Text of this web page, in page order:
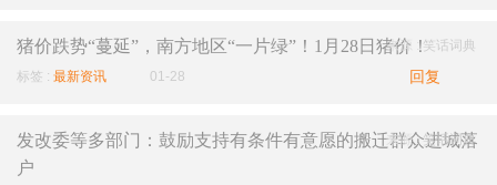
猪价跌势“蔓延”，南方地区“一片绿”！1月28日猪价！
标签 : 最新资讯 01-28 回复
来源 :笑话词典
发改委等多部门：鼓励支持有条件有意愿的搬迁群众进城落
户
来源 :笑话词典